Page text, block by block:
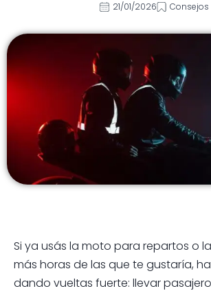
21/01/2026 Consejos
Si ya usás la moto para repartos o
más horas de las que te gustaría,
dando vueltas fuerte: llevar